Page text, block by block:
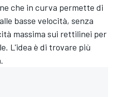
che in curva permette di
basse velocità, senza
massima sui rettilinei per
L'idea è di trovare più